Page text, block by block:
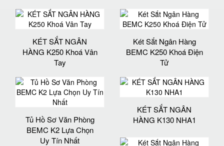
KÉT SẮT NGÂN
HÀNG K250 Khoá Vân
Tay
Két Sắt Ngân Hàng
BEMC K250 Khoá Điện
Tử
Tủ Hồ Sơ Văn Phòng
BEMC K2 Lựa Chọn
Uy Tín Nhất
KÉT SẮT NGÂN
HÀNG K130 NHA1